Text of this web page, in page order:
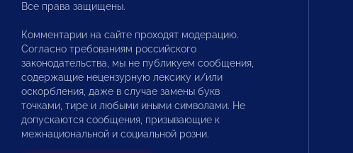
Все права защищены.
Комментарии на сайте проходят модерацию.
Согласно требованиям российского
законодательства, мы не публикуем сообщения,
содержащие нецензурную лексику и/или
оскорбления, даже в случае замены букв
точками, тире и любыми иными символами. Не
допускаются сообщения, призывающие к
межнациональной и социальной розни.